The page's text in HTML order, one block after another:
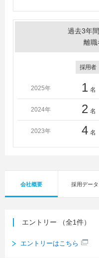
過去3年
離職
採用者
2025年 1 名
2024年 2 名
2023年 4 名
会社概要 採用データ
エントリー （全1件）
エントリーはこちら